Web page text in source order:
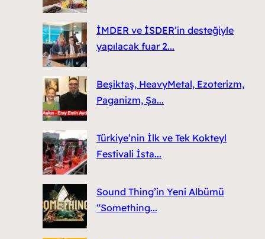
İMDER ve İSDER’in desteğiyle
yapılacak fuar 2...
Beşiktaş, HeavyMetal, Ezoterizm,
Paganizm, Şa...
Türkiye’nin İlk ve Tek Kokteyl
Festivali İsta...
Sound Thing’in Yeni Albümü
“Something...